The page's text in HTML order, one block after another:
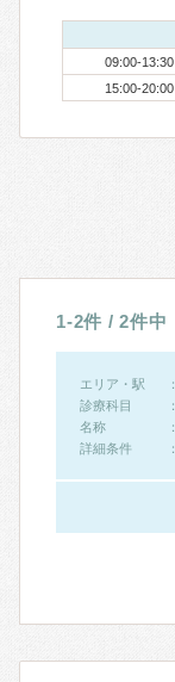
09:00-13:30
15:00-20:00
1-2件 / 2件中
エリア・駅
診療科目
名称
詳細条件